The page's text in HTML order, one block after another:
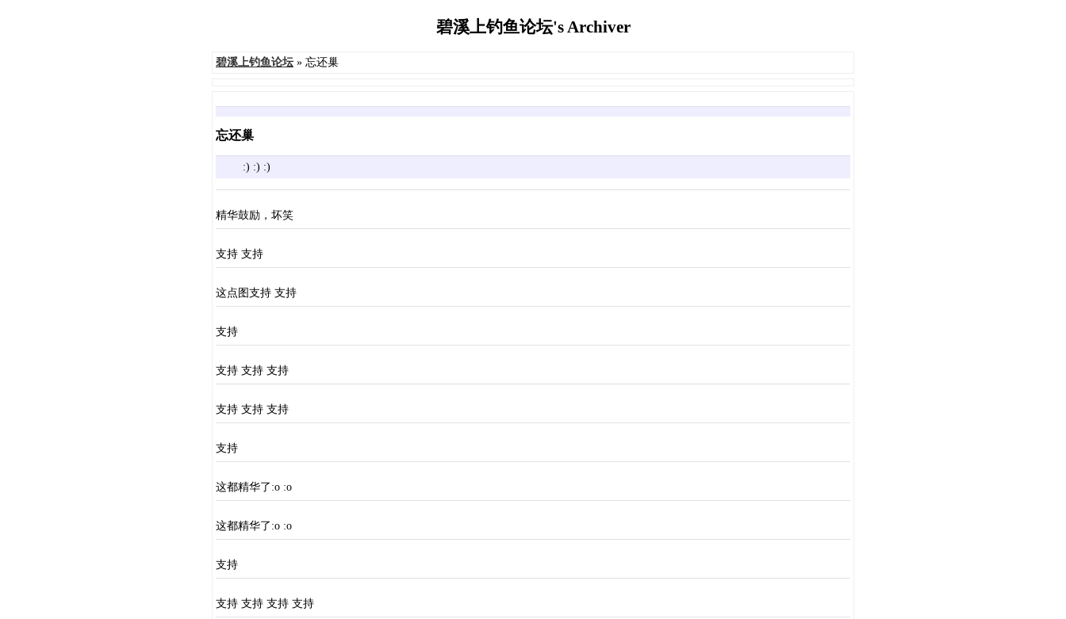
碧溪上钓鱼论坛's Archiver
碧溪上钓鱼论坛 » 忘还巢
忘还巢
:) :) :)
精华鼓励，坏笑
支持 支持
这点图支持 支持
支持
支持 支持 支持
支持 支持 支持
支持
这都精华了:o :o
这都精华了:o :o
支持
支持 支持 支持 支持